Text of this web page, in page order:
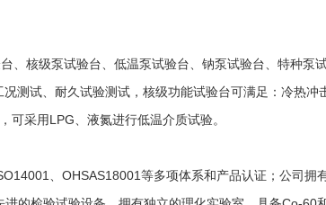
核级泵试验台、低温泵试验台、钠泵试验台、特种泵
试、耐久试验测试，核级功能试验台可满足：冷热冲
采用LPG、液氮进行低温介质试验。
、OHSAS18001等多项体系和产品认证；公司拥